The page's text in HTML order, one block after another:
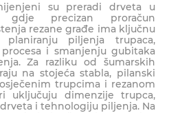
su preradi drveta u
gdje precizan proračun
rezane građe ima ključnu
piljenja trupaca,
i smanjenju gubitaka
Za razliku od šumarskih
na stojeća stabla, pilanski
trupcima i rezanom
uključuju dimenzije trupca,
i tehnologiju piljenja. Na